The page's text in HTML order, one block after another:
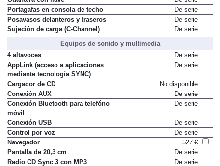
Portagafas en consola de techo
De serie
Posavasos delanteros y traseros
De serie
Sujeción de carga (C-Channel)
De serie
Equipos de sonido y multimedia
4 altavoces
De serie
AppLink (acceso a aplicaciones
mediante tecnología SYNC)
De serie
Cargador de CD
No disponible
Conexión AUX
De serie
Conexión Bluetooth para telefóno
móvil
De serie
Conexión USB
De serie
Control por voz
De serie
Navegador
527 €
Pantalla de 20,3 cm
De serie
Radio CD Sync 3 con MP3
De serie